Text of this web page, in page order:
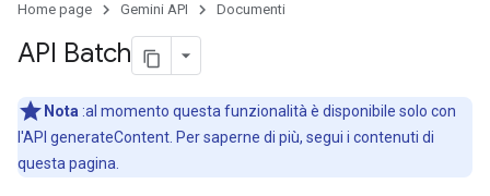
Home page Gemini API Documenti
API Batch
Nota :al momento questa funzionalità è disponibile solo con
l'API generateContent. Per saperne di più, segui i contenuti di
questa pagina.